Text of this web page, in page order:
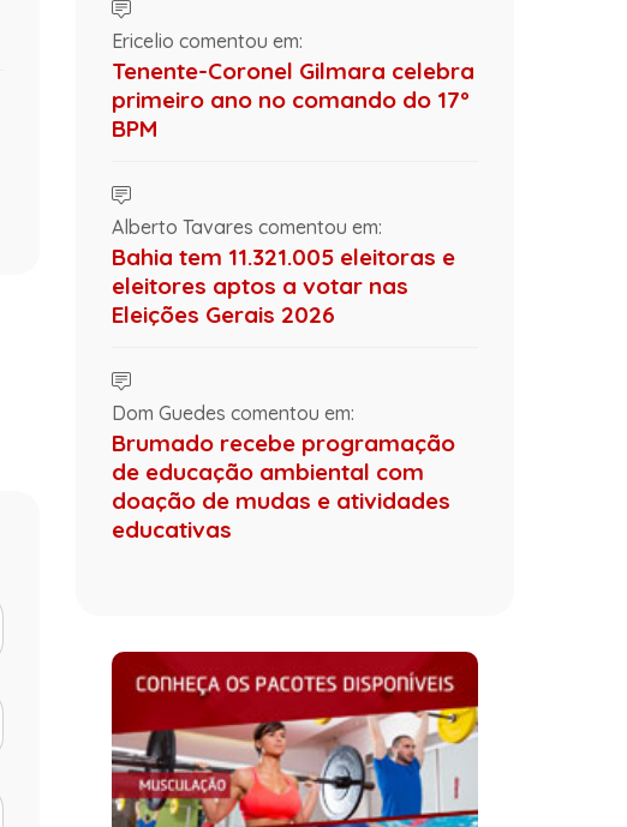
Ericelio comentou em:
Tenente-Coronel Gilmara celebra
primeiro ano no comando do 17º
BPM
Alberto Tavares comentou em:
Bahia tem 11.321.005 eleitoras e
eleitores aptos a votar nas
Eleições Gerais 2026
Dom Guedes comentou em:
Brumado recebe programação
de educação ambiental com
doação de mudas e atividades
educativas